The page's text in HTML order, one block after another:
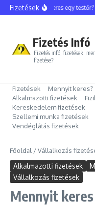
Ugrás a tartalomhoz
Fizetések
Mennyit keres egy testőr?
Fizetés Infó
Fizetés infó, fizetések,
fizetése?
Fizetések Mennyit keres?
Alkalmazotti fizetések
Kereskedelem fizetések
Szellemi munka fizetések
Vendéglátás fizetések
Főoldal /Vállalkozás
Alkalmazotti fizetések
Vállalkozás fizetések
Mennyit